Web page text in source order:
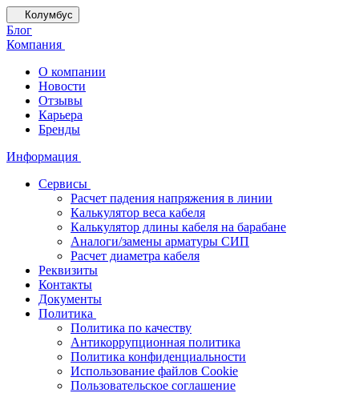
Колумбус
Блог
Компания
О компании
Новости
Отзывы
Карьера
Бренды
Информация
Сервисы
Расчет падения напряжения в линии
Калькулятор веса кабеля
Калькулятор длины кабеля на барабане
Аналоги/замены арматуры СИП
Расчет диаметра кабеля
Реквизиты
Контакты
Документы
Политика
Политика по качеству
Антикоррупционная политика
Политика конфиденциальности
Использование файлов Cookie
Пользовательское соглашение